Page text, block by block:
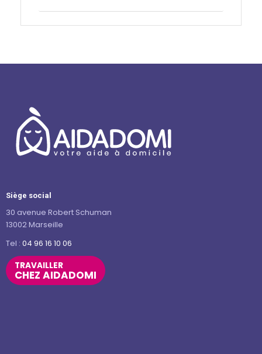
Siège social
30 avenue Robert Schuman
13002 Marseille
Tel : 04 96 16 10 06
TRAVAILLER
CHEZ AIDADOMI